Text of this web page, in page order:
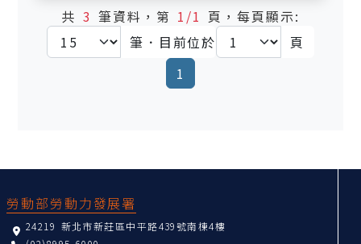
共 3筆資料，第 1/1 頁，每頁顯示:
筆．目前位於
頁
1
勞動部勞動力發展署
24219 新北市新莊區中平路439號南棟4樓